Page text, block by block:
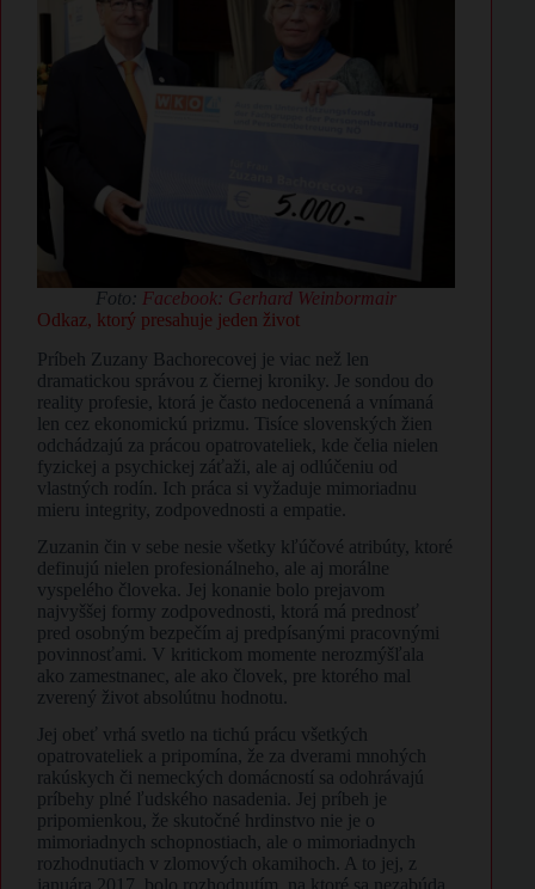
Foto: Facebook: Gerhard Weinbormair
Odkaz, ktorý presahuje jeden život
Príbeh Zuzany Bachorecovej je viac než len
dramatickou správou z čiernej kroniky. Je sondou do
reality profesie, ktorá je často nedocenená a vnímaná
len cez ekonomickú prizmu. Tisíce slovenských žien
odchádzajú za prácou opatrovateliek, kde čelia nielen
fyzickej a psychickej záťaži, ale aj odlúčeniu od
vlastných rodín. Ich práca si vyžaduje mimoriadnu
mieru integrity, zodpovednosti a empatie.
Zuzanin čin v sebe nesie všetky kľúčové atribúty, ktoré
definujú nielen profesionálneho, ale aj morálne
vyspelého človeka. Jej konanie bolo prejavom
najvyššej formy zodpovednosti, ktorá má prednosť
pred osobným bezpečím aj predpísanými pracovnými
povinnosťami. V kritickom momente nerozmýšľala
ako zamestnanec, ale ako človek, pre ktorého mal
zverený život absolútnu hodnotu.
Jej obeť vrhá svetlo na tichú prácu všetkých
opatrovateliek a pripomína, že za dverami mnohých
rakúskych či nemeckých domácností sa odohrávajú
príbehy plné ľudského nasadenia. Jej príbeh je
pripomienkou, že skutočné hrdinstvo nie je o
mimoriadnych schopnostiach, ale o mimoriadnych
rozhodnutiach v zlomových okamihoch. A to jej, z
januára 2017, bolo rozhodnutím, na ktoré sa nezabúda.